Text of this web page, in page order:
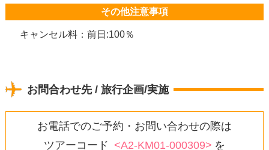
その他注意事項
キャンセル料：前日:100％
お問合わせ先 / 旅行企画/実施
お電話でのご予約・お問い合わせの際は
ツアーコード <A2-KM01-000309> を